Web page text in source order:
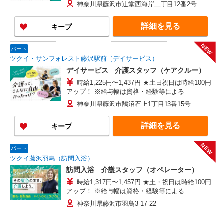
神奈川県藤沢市辻堂西海岸二丁目12番2号
キープ 詳細を見る
パート
ツクイ・サンフォレスト藤沢駅前（デイサービス）
NEW
デイサービス 介護スタッフ（ケアクルー）
時給1,225円〜1,437円 ★土日祝日は時給100円
アップ！ ※給与幅は資格・経験等による
神奈川県藤沢市鵠沼石上1丁目13番15号
キープ 詳細を見る
パート
ツクイ藤沢羽鳥（訪問入浴）
NEW
訪問入浴 介護スタッフ（オペレーター）
時給1,317円〜1,457円 ★土・祝日は時給100円
アップ！ ※給与幅は資格・経験等による
神奈川県藤沢市羽鳥3-17-22